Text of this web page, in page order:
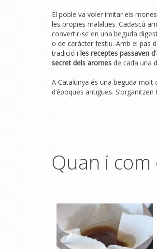
El poble va voler imitar els
les propies malalties. Cadascú
convertir-se en una beguda
o de carácter festiu. Amb el pas
tradició i les receptes passaven
secret dels aromes de cada una
A Catalunya és una beguda
d’époques antigues.
Quan i